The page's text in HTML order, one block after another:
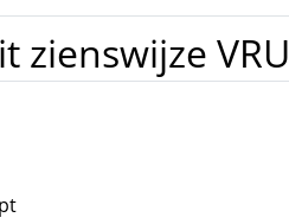
zienswijze VRU